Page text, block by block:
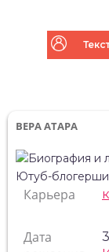
ВЕРА АТАРА
Карьера
Дата